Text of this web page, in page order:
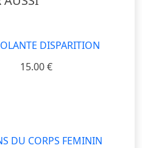
DISPARITION
15.00 €
DU CORPS FEMININ